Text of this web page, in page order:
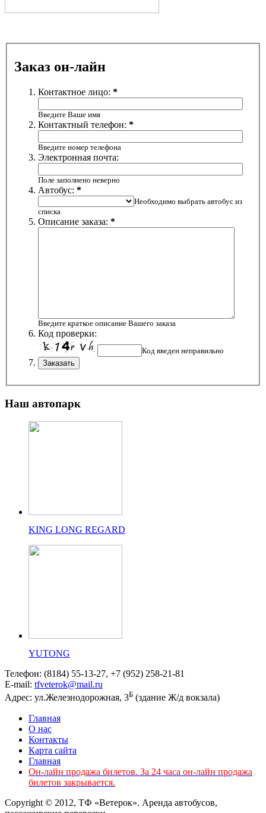
Заказ он-лайн
Контактное лицо: *
Введите Ваше имя
Контактный телефон: *
Введите номер телефона
Электронная почта:
Поле заполнено неверно
Автобус: *
Необходимо выбрать автобус из
списка
Описание заказа: *
Введите краткое описание Вашего заказа
Код проверки:
Код введен неправильно
Наш автопарк
KING LONG REGARD
YUTONG
Телефон: (8184) 55-13-27, +7 (952) 258-21-81
E-mail: tfveterok@mail.ru
Адрес: ул.Железнодорожная, 3Б (здание Ж/д вокзала)
Главная
О нас
Контакты
Карта сайта
Главная
Он-лайн продажа билетов. За 24 часа он-лайн продажа
билетов закрывается.
Copyright © 2012, ТФ «Ветерок». Аренда автобусов,